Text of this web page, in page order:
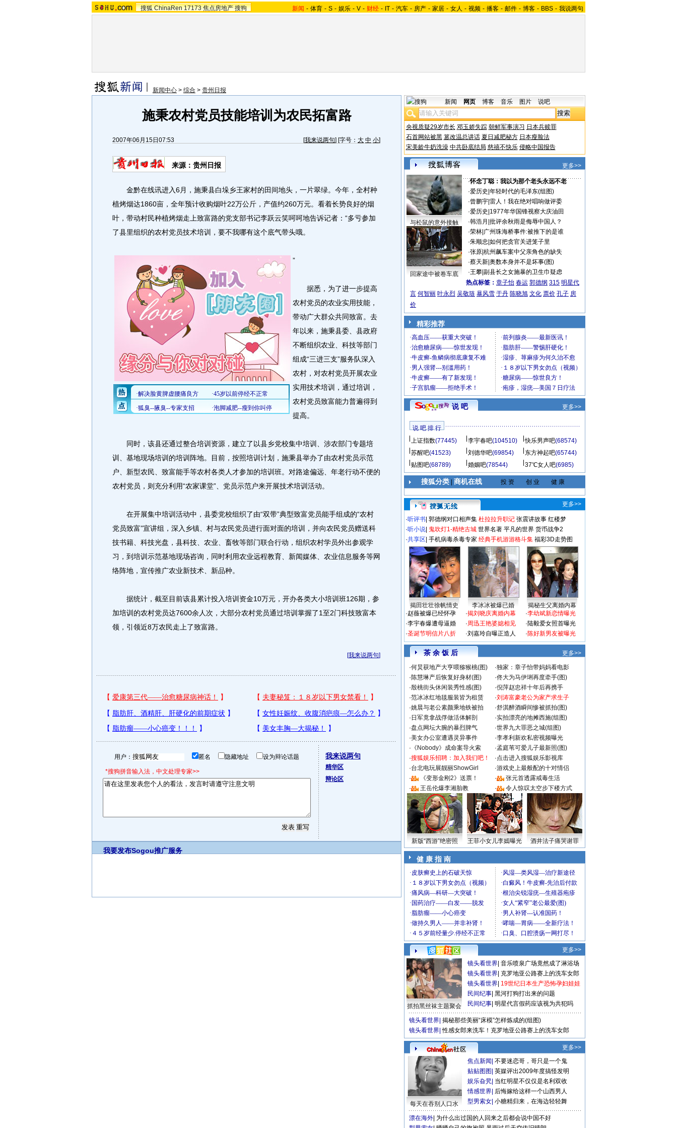
搜狐 ChinaRen 17173 焦点房地产 搜狗 新闻 - 体育 - S - 娱乐 - V - 财经 - IT - 汽车 - 房产 - 家居 - 女人 - 视频 - 播客 - 邮件 - 博客 - BBS - 我说两句
新闻中心 > 综合 > 贵州日报
施秉农村党员技能培训为农民拓富路
2007年06月15日07:53 [我来说两句] [字号： 大 中 小]
来源：贵州日报
金黔在线讯进入6月，施秉县白垛乡王家村的田间地头，一片翠绿。今年，全村种
植烤烟达1860亩，全年预计收购烟叶22万公斤，产值约260万元。看着长势良好的烟
叶，带动村民种植烤烟走上致富路的党支部书记李跃云笑呵呵地告诉记者：“多亏参加
了县里组织的农村党员技术培训，要不我哪有这个底气带头哦。
”
据悉，为了进一步提高
农村党员的农业实用技能，
带动广大群众共同致富。去
年以来，施秉县委、县政府
不断组织农业、科技等部门
组成“三进三支”服务队深入
农村，对农村党员开展农业
实用技术培训，通过培训，
农村党员致富能力普遍得到
提高。
同时，该县还通过整合培训资源，建立了以县乡党校集中培训、涉农部门专题培
训、基地现场培训的培训阵地。目前，按照培训计划，施秉县举办了由农村党员示范
户、新型农民、致富能手等农村各类人才参加的培训班。对路途偏远、年老行动不便的
农村党员，则充分利用“农家课堂”、党员示范户来开展技术培训活动。
在开展集中培训活动中，县委党校组织了由“双带”典型致富党员能手组成的“农村
党员致富”宣讲组，深入乡镇、村与农民党员进行面对面的培训，并向农民党员赠送科
技书籍、科技光盘，县科技、农业、畜牧等部门联合行动，组织农村学员外出参观学
习，到培训示范基地现场咨询，同时利用农业远程教育、新闻媒体、农业信息服务等网
络阵地，宣传推广农业新技术、新品种。
据统计，截至目前该县累计投入培训资金10万元，开办各类大小培训班126期，参
加培训的农村党员达7600余人次，大部分农村党员通过培训掌握了1至2门科技致富本
领，引领近8万农民走上了致富路。
[我来说两句]
用户： 匿名 隐藏地址 设为辩论话题
*搜狗拼音输入法，中文处理专家>>
我来说两句
精华区
辩论区
我要发布Sogou推广服务
新闻 网页 博客 音乐 图片 说吧
央视质疑29岁市长 邓玉娇失踪 朝鲜军事演习 日本兵赎罪
石首网站被黑 篡改温总讲话 夏日减肥秘方 日本瘦脸法
宋美龄牛奶洗澡 中共卧底结局 慈禧不快乐 侵略中国报告
更多>>
与松鼠的意外接触
回家途中被卷车底
·怀念丁聪：我以为那个老头永远不老
·爱历史 年轻时代的毛泽东(组图)
·曾鹏宇| 雷人！我在绝对唱响做评委
·爱历史 1977年华国锋视察大庆油田
·韩浩月 批评余秋雨是侮辱中国人？
·荣林| 广州珠海桥事件:被推下的是谁
·朱顺忠 如何把贪官关进笼子里
·张原| 杭州飙车案中父亲角色的缺失
·蔡天新| 奥数本身并不是坏事(图)
·王攀| 副县长之女施暴的卫生巾疑虑
热点标签： 章子怡 春运 郭德纲 315 明星代
言 何智丽 叶永烈 吴敬琏 暴风雪 于丹 陈晓旭 文化 票价 孔子 房
价
精彩推荐
说 吧 更多>>
说 吧 排 行
上证指数(77445) 李宇春吧(104510) 快乐男声吧(68574)
苏醒吧(41523) 刘德华吧(69854) 东方神起吧(65744)
贴图吧(68789) 婚姻吧(78544) 37℃女人吧(6985)
搜狐分类| 商机在线 投 资 创 业 健 康
更多>>
·听评书 郭德纲对口相声集 杜拉拉升职记 张震讲故事 红楼梦
·听小说 鬼吹灯1-精绝古城 世界名著 平凡的世界 货币战争2
·共享区 手机病毒杀毒专家 经典手机游游格斗集 福彩3D走势图
揭田壮壮徐帆情史 李冰冰被爆已婚
揭秘生父离婚内幕
·赵薇被爆已经怀孕
·李宇春爆遭母逼婚
·圣诞节明信片八折
·揭刘晓庆离婚内幕
·周迅王艳婆媳相见
·刘嘉玲自曝正造人
·李幼斌新恋情曝光
·陆毅爱女照首曝光
·陈好新男友被曝光
茶 余 饭 后
更多>>
·何炅获地产大亨喂猕猴桃(图) ·独家：章子怡带妈妈看电影
·陈慧琳产后恢复好身材(图) ·佟大为马伊琍再度牵手(图)
·殷桃街头休闲装秀性感(图) ·倪萍赵忠祥十年后再携手
·范冰冰红地毯服装皆为租赁 ·刘涛富豪老公为家产求生子
·姚晨与老公素颜乘地铁被拍 ·舒淇醉酒瞬间惨被抓拍(图)
· 日军竟拿战俘做活体解剖 ·实拍漂亮的地摊西施(组图)
·盘点网坛大腕的暴烈脾气 ·世界九大罪恶之城(组图)
·美女办公室遭遇灵异事件 ·李孝利新欢私密视频曝光
· 《Nobody》成命案导火索 ·孟庭苇可爱儿子最新照(图)
·搜狐娱乐招聘：加入我们吧！ ·点击进入搜狐娱乐影视库
·台北电玩展靓丽ShowGirl ·游戏史上最般配的十对情侣
·
《变形金刚2》送票！ ·
张元首透露戒毒生活
·
王岳伦爆李湘胎教 · 令人惊叹太空步下楼方式
新版“西游”绝密照 王菲小女儿李嫣曝光 酒井法子痛哭谢罪
健 康 指 南
更多>>
抓拍黑丝袜主题聚会
镜头看世界 音乐喷泉广场竟然成了淋浴场
镜头看世界 克罗地亚公路赛上的洗车女郎
镜头看世界 19世纪日本生产恐怖孕妇娃娃
民间纪事 黑河打狗打出来的问题
民间纪事 明星代言假药应该视为共犯吗
镜头看世界 揭秘那些美丽“床模”怎样炼成的(组图)
镜头看世界 性感女郎来洗车！克罗地亚公路赛上的洗车女郎
更多>>
每天在吞别人口水
焦点新闻 不要迷恋哥，哥只是一个鬼
贴贴图图 英媒评出2009年度搞怪发明
娱乐旮旯 当红明星不仅仅是名利双收
情感世界 后悔嫁给这样一个山西男人
型男索女 小糖精归来，在海边轻轻舞
漂在海外 为什么出过国的人回来之后都会说中国不好